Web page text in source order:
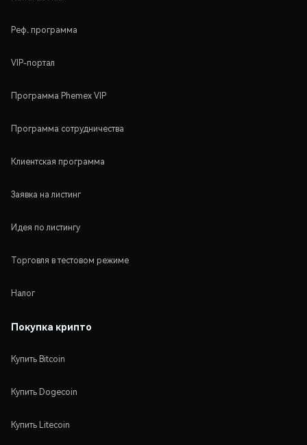
Реф. программа
VIP-портал
Программа Phemex VIP
Программа сотрудничества
Клиентская программа
Заявка на листинг
Идея по листингу
Торговля в тестовом режиме
Налог
Покупка крипто
Купить Bitcoin
Купить Dogecoin
Купить Litecoin